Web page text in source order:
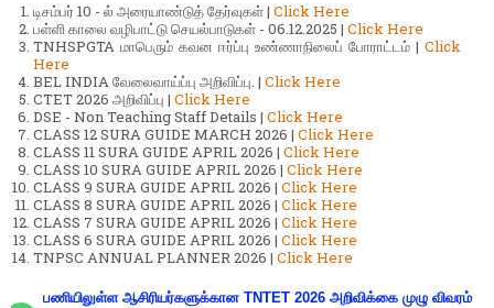
டிசம்பர் 10 - ல் அரையாண்டுத் தேர்வுகள் | Click Here
பள்ளி காலை வழிபாட்டு செயல்பாடுகள் - 06.12.2025 | Click Here
TNHSPGTA மாபெரும் கவன ஈர்ப்பு உண்ணாநிலைப் போராட்டம் | Click
Here
BEL INDIA வேலைவாய்ப்பு அறிவிப்பு. | Click Here
CTET 2026 அறிவிப்பு | Click Here
DSE - Non Teaching Staff Details | Click Here
CLASS 12 SURA GUIDE MARCH 2026 | Click Here
CLASS 11 SURA GUIDE APRIL 2026 | Click Here
CLASS 10 SURA GUIDE APRIL 2026 | Click Here
CLASS 9 SURA GUIDE APRIL 2026 | Click Here
CLASS 8 SURA GUIDE APRIL 2026 | Click Here
CLASS 7 SURA GUIDE APRIL 2026 | Click Here
CLASS 6 SURA GUIDE APRIL 2026 | Click Here
TNPSC ANNUAL PLANNER 2026 | Click Here
பணியிலுள்ள ஆசிரியர்களுக்கான TNTET 2026 அறிவிக்கை முழு விவரம்